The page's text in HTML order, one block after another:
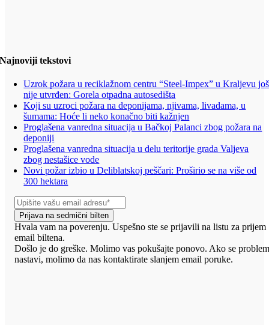
Najnoviji tekstovi
Uzrok požara u reciklažnom centru “Steel-Impex” u Kraljevu još
nije utvrđen: Gorela otpadna autosedišta
Koji su uzroci požara na deponijama, njivama, livadama, u
šumama: Hoće li neko konačno biti kažnjen
Proglašena vanredna situacija u Bačkoj Palanci zbog požara na
deponiji
Proglašena vanredna situacija u delu teritorije grada Valjeva
zbog nestašice vode
Novi požar izbio u Deliblatskoj peščari: Proširio se na više od
300 hektara
Prijava na sedmični bilten
Hvala vam na poverenju. Uspešno ste se prijavili na listu za prijem
email biltena.
Došlo je do greške. Molimo vas pokušajte ponovo. Ako se
nastavi, molimo da nas kontaktirate slanjem email poruke.